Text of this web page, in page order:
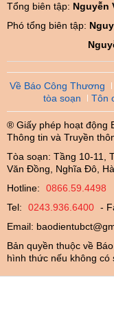
Tổng biên tập: Nguyễn
Phó tổng biên tập:
Về Báo Công Thương
tòa soạn
Tôn
® Giấy phép hoạt động
Thông tin và Truyền
Tòa soạn: Tầng 10-11,
Văn Đồng, Nghĩa Đô,
Hotline:
0866.59.4498
Tel:
0243.936.6400 -
Email:
Bản quyền thuộc về
hình thức nếu không có